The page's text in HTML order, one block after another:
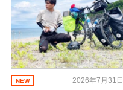
NEW 2026年7月31日